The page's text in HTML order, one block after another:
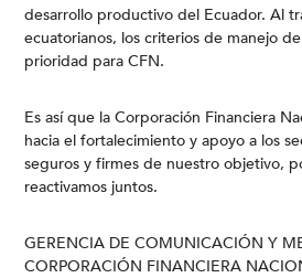
desarrollo productivo del Ecuador. Al
ecuatorianos, los criterios de manejo
prioridad para CFN.
Es así que la Corporación Financiera
hacia el fortalecimiento y apoyo a los
seguros y firmes de nuestro objetivo,
reactivamos juntos.
GERENCIA DE COMUNICACIÓN Y
CORPORACIÓN FINANCIERA